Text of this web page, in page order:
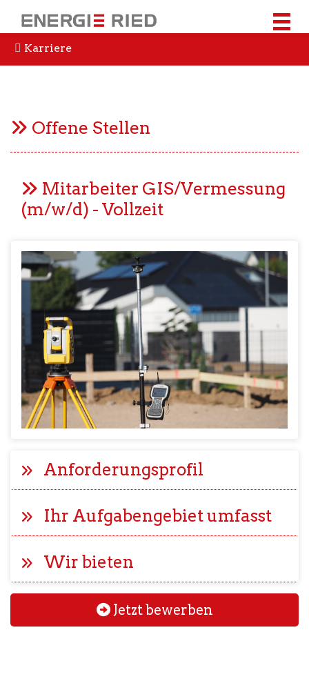
Karriere
Offene Stellen
Mitarbeiter GIS/Vermessung
(m/w/d) - Vollzeit
Anforderungsprofil
Ihr Aufgabengebiet umfasst
Wir bieten
Jetzt bewerben